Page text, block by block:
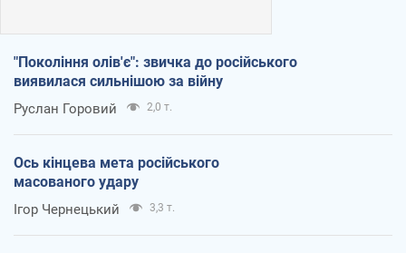
"Покоління олів'є": звичка до російського
виявилася сильнішою за війну
Руслан Горовий 2,0 т.
Ось кінцева мета російського
масованого удару
Ігор Чернецький 3,3 т.